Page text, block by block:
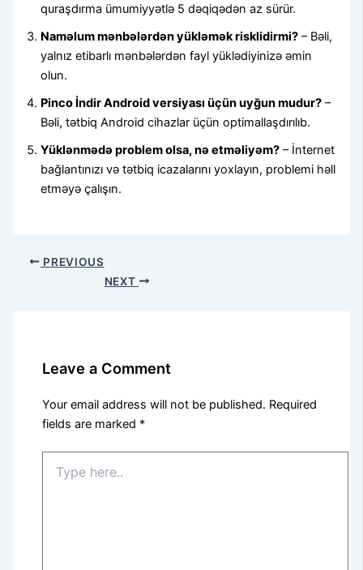
quraşdırma ümumiyyətlə 5 dəqiqədən az sürür.
Naməlum mənbələrdən yükləmək risklidirmi? – Bəli,
yalnız etibarlı mənbələrdən fayl yüklədiyinizə əmin
olun.
Pinco İndir Android versiyası üçün uyğun mudur? –
Bəli, tətbiq Android cihazlar üçün optimallaşdırılıb.
Yüklənmədə problem olsa, nə etməliyəm? – İnternet
bağlantınızı və tətbiq icazalarını yoxlayın, problemi həll
etməyə çalışın.
PREVIOUS
NEXT
Leave a Comment
Your email address will not be published. Required
fields are marked *
here..